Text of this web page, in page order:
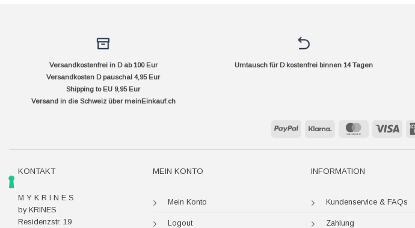
Versandkostenfrei in D ab 100 Eur
Versandkosten D pauschal 4,95 Eur
Shipping to EU 9,95 Eur
Versand in die Schweiz über meinEinkauf.ch
Umtausch für D kostenfrei binnen 14 Tagen
PayPal Klarna MasterCard Visa
KONTAKT
M Y K R I N E S
by KRINES
Residenzstr. 19
MEIN KONTO
Mein Konto
Logout
INFORMATION
Kundenservice & FAQs
Zahlung